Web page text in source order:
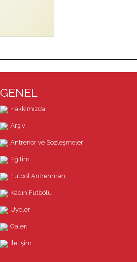
GENEL
Hakkımızda
Arşiv
Antrenör ve Sözleşmeleri
Eğitim
Futbol Antrenman
Kadın Futbolu
Üyeler
Galeri
İletişim